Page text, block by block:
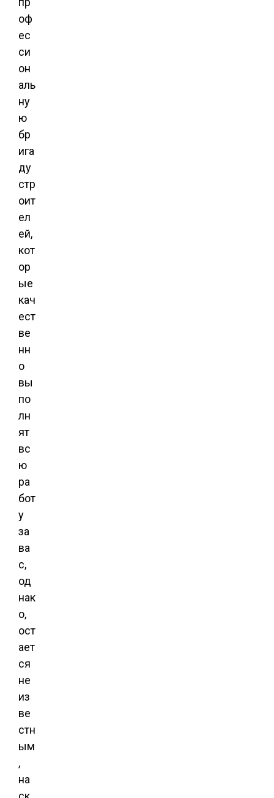
оф
ес
си
он
аль
ну
ю
бр
ига
ду
стр
оит
ел
ей,
кот
ор
ые
кач
ест
ве
нн
о
вы
по
лн
ят
вс
ю
ра
бот
у
за
ва
с,
од
нак
о,
ост
ает
ся
не
из
ве
стн
ым
,
на